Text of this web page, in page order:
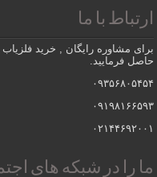
ارتباط با ما
برای مشاوره رایگان , خرید
حاصل فرمایید.
۰۹۳۵۶۸۰۵۴۵۴
۰۹۱۹۸۱۶۶۵۹۳
۰۲۱۴۴۶۹۲۰۰۱
ما را در شبکه های